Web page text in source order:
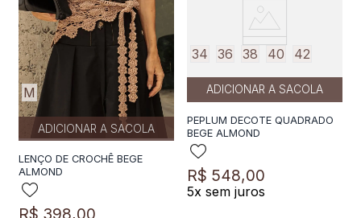
M
ADICIONAR A SACOLA
LENÇO DE CROCHÊ BEGE
ALMOND
34 36 38 40 42
ADICIONAR A SACOLA
PEPLUM DECOTE QUADRADO
BEGE ALMOND
R$ 548,00
5x sem juros